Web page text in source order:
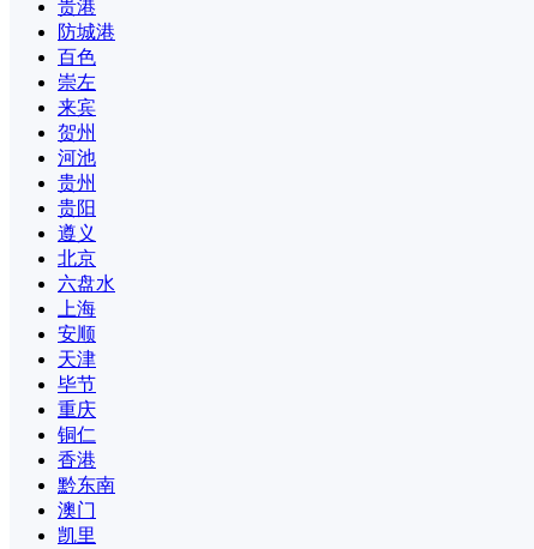
贵港
防城港
百色
崇左
来宾
贺州
河池
贵州
贵阳
遵义
北京
六盘水
上海
安顺
天津
毕节
重庆
铜仁
香港
黔东南
澳门
凯里